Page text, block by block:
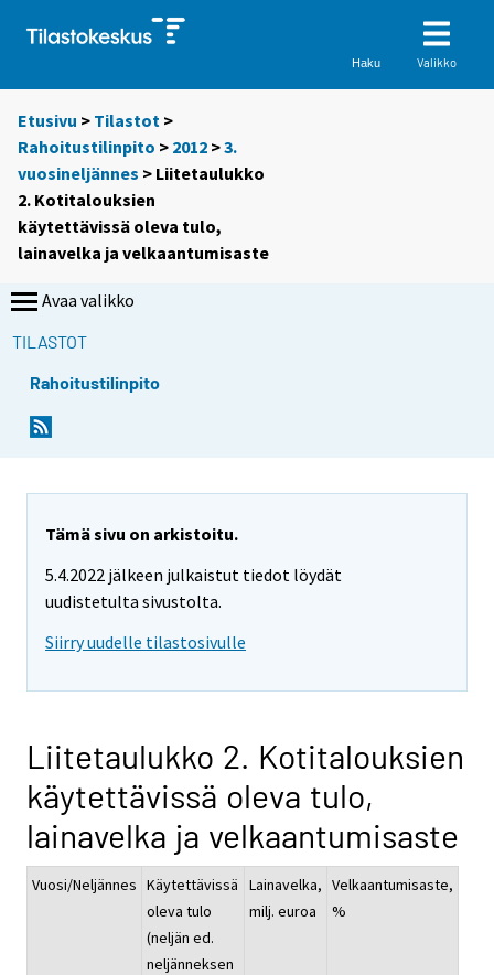
Haku Valikko
Etusivu > Tilastot >
Rahoitustilinpito > 2012 >3.
vuosineljännes > Liitetaulukko
2. Kotitalouksien
käytettävissä oleva tulo,
lainavelka ja velkaantumisaste
Avaa valikko
TILASTOT
Rahoitustilinpito
Tämä sivu on arkistoitu.
5.4.2022 jälkeen julkaistut tiedot löydät
uudistetulta sivustolta.
Siirry uudelle tilastosivulle
Liitetaulukko 2. Kotitalouksien
käytettävissä oleva tulo,
lainavelka ja velkaantumisaste
Vuosi/Neljännes Käytettävissä
oleva tulo
(neljän ed.
neljänneksen
Lainavelka,
milj. euroa
Velkaantumisaste,
%